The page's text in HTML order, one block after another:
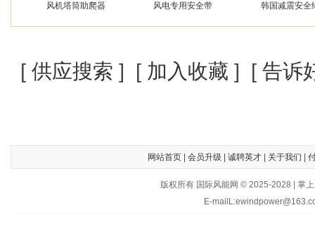
风机塔筒助爬器 风电专用安全带 韩国减震安全
[ 供应搜索 ] [ 加入收藏 ] [ 告诉
网站首页| 会员升级 诚聘英才| 关于我们
版权所有 国际风能网 © 2025-2028 | 掌
E-